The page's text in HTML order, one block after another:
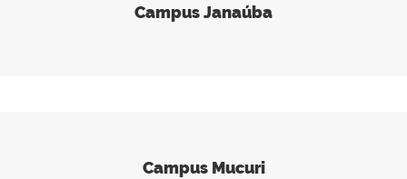
Campus Janaúba
Campus Mucuri